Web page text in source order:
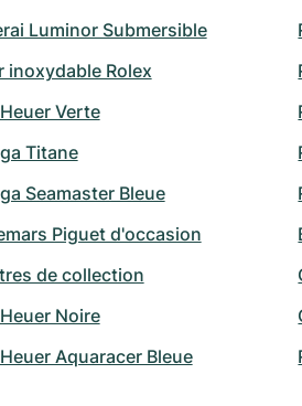
Luminor Submersible
inoxydable Rolex
Verte
Titane
Seamaster Bleue
Piguet d'occasion
de collection
Noire
Aquaracer Bleue